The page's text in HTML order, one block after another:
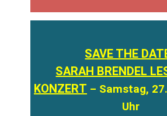
SAVE THE
SARAH BRENDEL
KONZERT – Samstag,
Uhr